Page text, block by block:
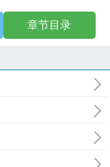
章节目录